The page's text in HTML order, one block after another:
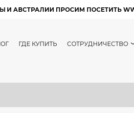
ПРОСИМ ПОСЕТИТЬ
ГДЕ КУПИТЬ СОТРУДНИЧЕСТВО